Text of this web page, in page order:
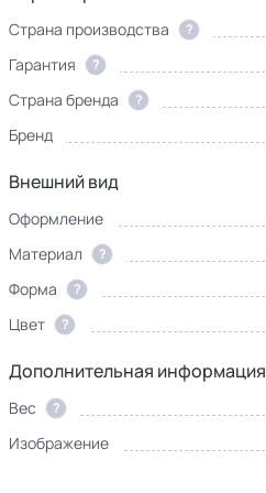
Страна производства ?
Гарантия
?
Страна бренда
?
Бренд
Внешний вид
Оформление
Материал
?
Форма
?
Цвет
?
Дополнительная информация
Вес ?
Изображение